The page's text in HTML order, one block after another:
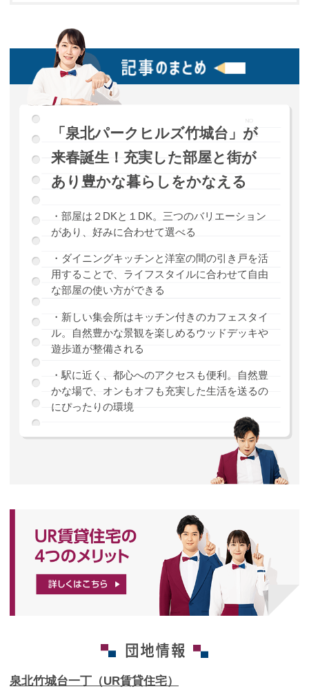
「泉北パークヒルズ竹城台」が
来春誕生！充実した部屋と街が
あり豊かな暮らしをかなえる
・部屋は２DKと１DK。三つのバリエーション
があり、好みに合わせて選べる
・ダイニングキッチンと洋室の間の引き戸を活
用することで、ライフスタイルに合わせて自由
な部屋の使い方ができる
・新しい集会所はキッチン付きのカフェスタイ
ル。自然豊かな景観を楽しめるウッドデッキや
遊歩道が整備される
・駅に近く、都心へのアクセスも便利。自然豊
かな場で、オンもオフも充実した生活を送るの
にぴったりの環境
泉北竹城台一丁（UR賃貸住宅）